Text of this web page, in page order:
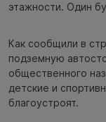
этажности. Один
Как сообщили в
подземную
общественного
детские и
благоустроят.